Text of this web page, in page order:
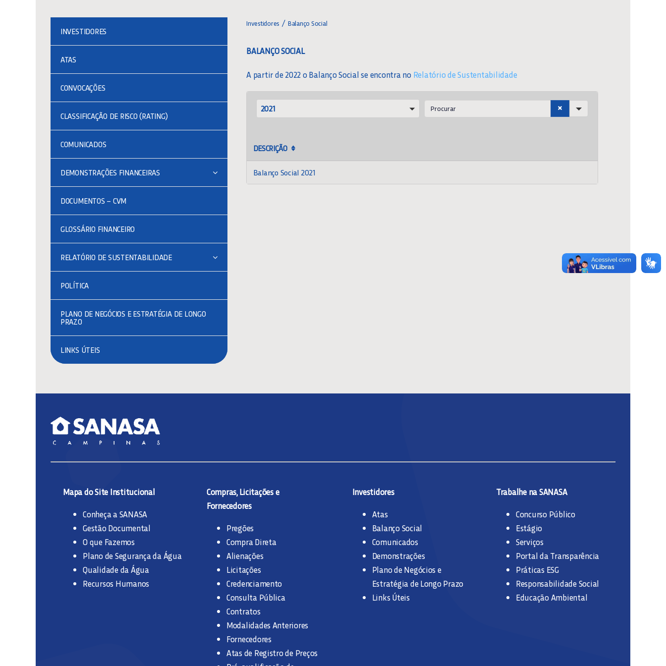
INVESTIDORES
ATAS
CONVOCAÇÕES
CLASSIFICAÇÃO DE RISCO (RATING)
COMUNICADOS
DEMONSTRAÇÕES FINANCEIRAS
DOCUMENTOS – CVM
GLOSSÁRIO FINANCEIRO
RELATÓRIO DE SUSTENTABILIDADE
POLÍTICA
PLANO DE NEGÓCIOS E ESTRATÉGIA DE LONGO
PRAZO
LINKS ÚTEIS
Investidores Balanço Social
BALANÇO SOCIAL
A partir de 2022 o Balanço Social se encontra no Relatório de Sustentabilidade
ANO
2021 Search
DESCRIÇÃO
Balanço Social 2021
Mapa do Site Institucional
Conheça a SANASA
Gestão Documental
O que Fazemos
Plano de Segurança da Água
Qualidade da Água
Recursos Humanos
Compras, Licitações e
Fornecedores
Pregões
Compra Direta
Alienações
Licitações
Credenciamento
Consulta Pública
Contratos
Modalidades Anteriores
Fornecedores
Atas de Registro de Preços
Investidores
Atas
Balanço Social
Comunicados
Demonstrações
Plano de Negócios e
Estratégia de Longo Prazo
Links Úteis
Trabalhe na SANASA
Concurso Público
Estágio
Serviços
Portal da Transparência
Práticas ESG
Responsabilidade Social
Educação Ambiental